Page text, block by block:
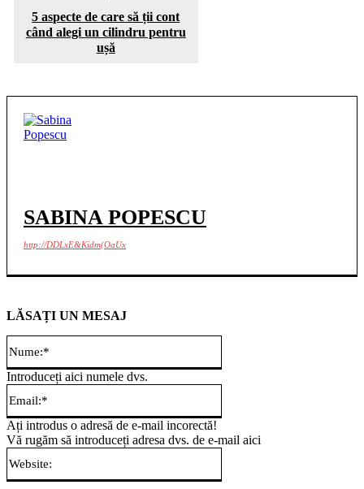
5 aspecte de care să ții cont
când alegi un cilindru pentru
ușă
SABINA POPESCU
http://DDLxE&Kidm(OaUx
LĂSAȚI UN MESAJ
Introduceți aici numele dvs.
Ați introdus o adresă de e-mail incorectă!
Vă rugăm să introduceți adresa dvs. de e-mail aici